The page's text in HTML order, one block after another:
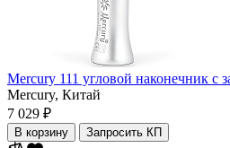
Mercury 111 угловой наконечник с
Mercury, Китай
7 029 ₽
В корзину Запросить КП